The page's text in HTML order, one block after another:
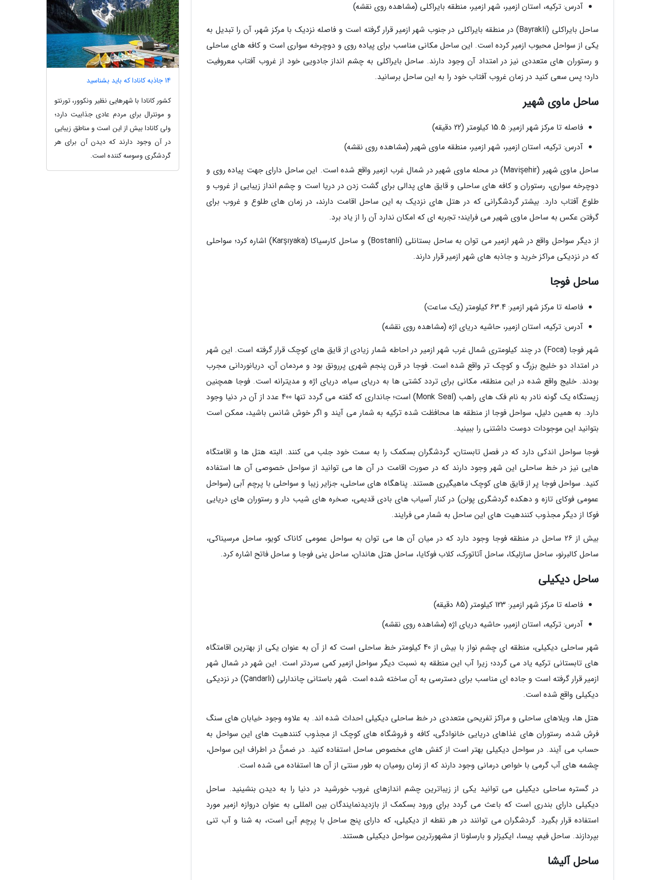
آدرس: ترکیه، استان ازمیر، شهر ازمیر، منطقه بایراکلی (مشاهده روی نقشه)
ساحل بایراکلی (Bayrakli) در منطقه بایراکلی در جنوب شهر ازمیر قرار گرفته است و فاصله نزدیک با مرکز شهر، آن را تبدیل به
یکی از سواحل محبوب ازمیر کرده است. این ساحل مکانی مناسب برای پیاده روی و دوچرخه سواری است و کافه های ساحلی
و رستوران های متعددی نیز در امتداد آن وجود دارند. ساحل بایراکلی به چشم انداز جادویی خود از غروب آفتاب معروفیت
دارد؛ پس سعی کنید در زمان غروب آفتاب خود را به این ساحل برسانید.
ساحل ماوی شهیر
فاصله تا مرکز شهر ازمیر: 15.5 کیلومتر (22 دقیقه)
آدرس: ترکیه، استان ازمیر، شهر ازمیر، منطقه ماوی شهیر (مشاهده روی نقشه)
ساحل ماوی شهیر (Mavişehir) در محله ماوی شهیر در شمال غرب ازمیر واقع شده است. این ساحل دارای جهت پیاده روی و
دوچرخه سواری، رستوران و کافه های ساحلی و قایق های پدالی برای گشت زدن در دریا است و چشم انداز زیبایی از غروب و
طلوع آفتاب دارد. بیشتر گردشگرانی که در هتل های نزدیک به این ساحل اقامت دارند، در زمان های طلوع و غروب برای
گرفتن عکس به ساحل ماوی شهیر می فرایند؛ تجربه ای که امکان ندارد آن را از یاد برد.
از دیگر سواحل واقع در شهر ازمیر می توان به ساحل بستانلی (Bostanli) و ساحل کارسیاکا (Karşıyaka) اشاره کرد؛ سواحلی
که در نزدیکی مراکز خرید و جاذبه های شهر ازمیر قرار دارند.
ساحل فوجا
فاصله تا مرکز شهر ازمیر: 63.4 کیلومتر (یک ساعت)
آدرس: ترکیه، استان ازمیر، حاشیه دریای اژه (مشاهده روی نقشه)
شهر فوجا (Foca) در چند کیلومتری شمال غرب شهر ازمیر در احاطه شمار زیادی از قایق های کوچک قرار گرفته است. این شهر
در امتداد دو خلیج بزرگ و کوچک تر واقع شده است. فوجا در قرن پنجم شهری پررونق بود و مردمان آن، دریانوردانی مجرب
بودند. خلیج واقع شده در این منطقه، مکانی برای تردد کشتی ها به دریای سیاه، دریای اژه و مدیترانه است. فوجا همچنین
زیستگاه یک گونه نادر به نام فک های راهب (Monk Seal) است؛ جانداری که گفته می گردد تنها 400 عدد از آن در دنیا وجود
دارد. به همین دلیل، سواحل فوجا از منطقه ها محافظت شده ترکیه به شمار می آیند و اگر خوش شانس باشید، ممکن است
بتوانید این موجودات دوست داشتنی را ببینید.
فوجا سواحل اندکی دارد که در فصل تابستان، گردشگران بسکمک را به سمت خود جلب می کنند. البته هتل ها و اقامتگاه
هایی نیز در خط ساحلی این شهر وجود دارند که در صورت اقامت در آن ها می توانید از سواحل خصوصی آن ها استفاده
کنید. سواحل فوجا پر از قایق های کوچک ماهیگیری هستند. پناهگاه های ساحلی، جزایر زیبا و سواحلی با پرچم آبی (سواحل
عمومی فوکای تازه و دهکده گردشگری پولن) در کنار آسیاب های بادی قدیمی، صخره های شیب دار و رستوران های دریایی
فوکا از دیگر مجذوب کنندهیت های این ساحل به شمار می فرایند.
بیش از 26 ساحل در منطقه فوجا وجود دارد که در میان آن ها می توان به سواحل عمومی کاناک کویو، ساحل مرسیناکی،
ساحل کالبرنو، ساحل سازلیکا، ساحل آتاتورک، کلاب فوکایا، ساحل هتل هاندان، ساحل ینی فوجا و ساحل فاتح اشاره کرد.
ساحل دیکیلی
فاصله تا مرکز شهر ازمیر: 123 کیلومتر (85 دقیقه)
آدرس: ترکیه، استان ازمیر، حاشیه دریای اژه (مشاهده روی نقشه)
شهر ساحلی دیکیلی، منطقه ای چشم نواز با بیش از 40 کیلومتر خط ساحلی است که از آن به عنوان یکی از بهترین اقامتگاه
های تابستانی ترکیه یاد می گردد؛ زیرا آب این منطقه به نسبت دیگر سواحل ازمیر کمی سردتر است. این شهر در شمال شهر
ازمیر قرار گرفته است و جاده ای مناسب برای دسترسی به آن ساخته شده است. شهر باستانی چاندارلی (Çandarlı) در نزدیکی
دیکیلی واقع شده است.
هتل ها، ویلاهای ساحلی و مراکز تفریحی متعددی در خط ساحلی دیکیلی احداث شده اند. به علاوه وجود خیابان های سنگ
فرش شده، رستوران های غذاهای دریایی خانوادگی، کافه و فروشگاه های کوچک از مجذوب کنندهیت های این سواحل به
حساب می آیند. در سواحل دیکیلی بهتر است از کفش های مخصوص ساحل استفاده کنید. در ضمنًً در اطراف این سواحل،
چشمه های آب گرمی با خواص درمانی وجود دارند که از زمان رومیان به طور سنتی از آن ها استفاده می شده است.
در گستره ساحلی دیکیلی می توانید یکی از زیباترین چشم اندازهای غروب خورشید در دنیا را به دیدن بنشینید. ساحل
دیکیلی دارای بندری است که باعث می گردد برای ورود بسکمک از بازدیدنمایندگان بین المللی به عنوان دروازه ازمیر مورد
استفاده قرار بگیرد. گردشگران می توانند در هر نقطه از دیکیلی، که دارای پنج ساحل با پرچم آبی است، به شنا و آب تنی
بپردازند. ساحل فیم، پیسا، ایکیزلر و بارسلونا از مشهورترین سواحل دیکیلی هستند.
ساحل آلیشا
14 جاذبه کانادا که باید بشناسید
کشور کانادا با شهرهایی نظیر ونکوور، تورنتو
و مونترال برای مردم عادی جذابیت دارد؛
ولی کانادا بیش از این است و مناطق زیبایی
در آن وجود دارند که دیدن آن برای هر
گردشگری وسوسه کننده است.